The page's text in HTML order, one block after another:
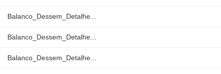
Balanco_Dessem_Detalhe...
Balanco_Dessem_Detalhe...
Balanco_Dessem_Detalhe...